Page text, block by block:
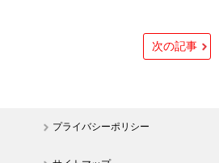
次の記事
プライバシーポリシー